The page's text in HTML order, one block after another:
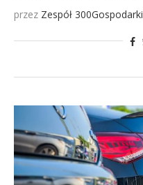
przez Zespół 300Gospodarki